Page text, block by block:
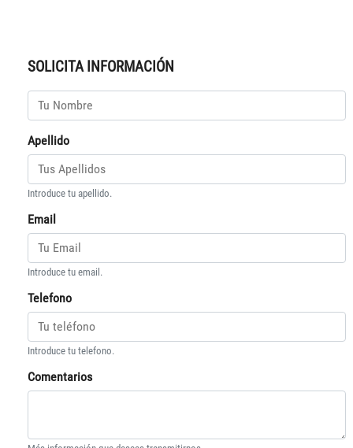
SOLICITA INFORMACIÓN
Apellido
Introduce tu apellido.
Email
Introduce tu email.
Telefono
Introduce tu telefono.
Comentarios